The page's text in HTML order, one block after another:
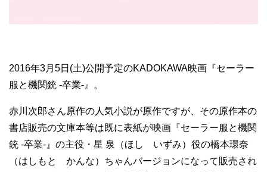
2016年3月5日(土)公開予定のKADOKAWA映画『セーラー
服と機関銃 -卒業-』。
赤川次郎さん原作の人気小説が原作ですが、その原作本の
書店販売の文庫本等は既に表紙が映画『セーラー服と機関
銃 -卒業-』の主役・星 泉（ほし いずみ）役の橋本環奈
（はしもと かんな）ちゃんバージョンになって販売され